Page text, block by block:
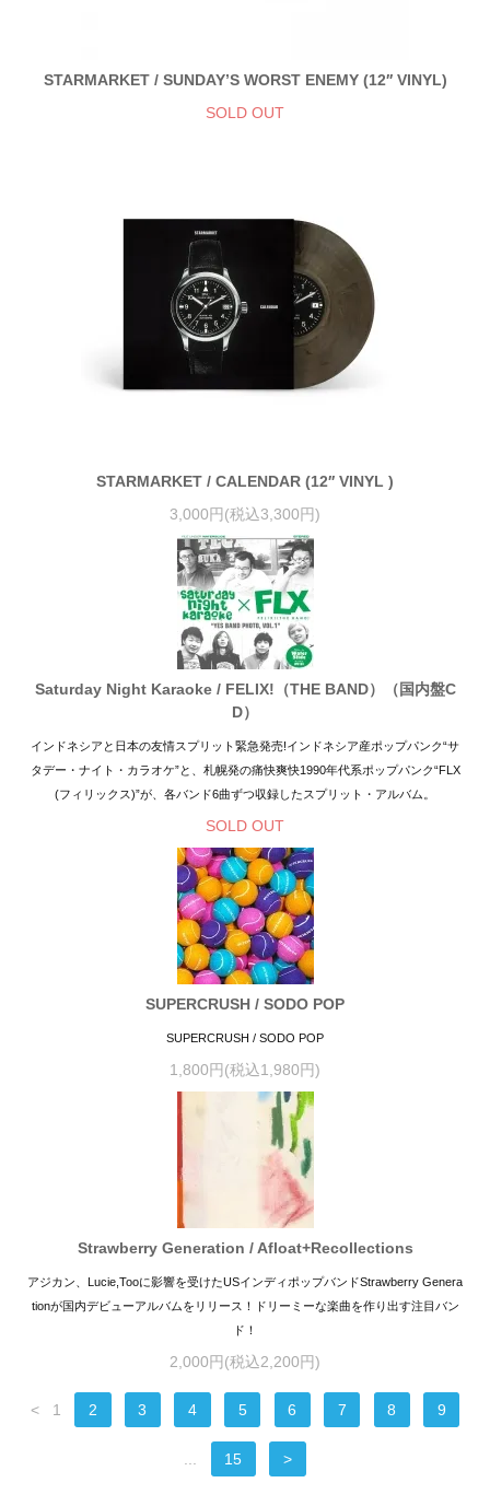
STARMARKET / SUNDAY’S WORST ENEMY (12′′ VINYL)
SOLD OUT
STARMARKET / CALENDAR (12′′ VINYL )
3,000円(税込3,300円)
Saturday Night Karaoke / FELIX!（THE BAND）（国内盤C
D）
インドネシアと日本の友情スプリット緊急発売!インドネシア産ポップパンク“サ
タデー・ナイト・カラオケ”と、札幌発の痛快爽快1990年代系ポップパンク“FLX
(フィリックス)”が、各バンド6曲ずつ収録したスプリット・アルバム。
SOLD OUT
SUPERCRUSH / SODO POP
SUPERCRUSH / SODO POP
1,800円(税込1,980円)
Strawberry Generation / Afloat+Recollections
アジカン、Lucie,Tooに影響を受けたUSインディポップバンドStrawberry Genera
tionが国内デビューアルバムをリリース！ドリーミーな楽曲を作り出す注目バン
ド！
2,000円(税込2,200円)
< 1 2 3 4 5 6 7 8 9
15 >